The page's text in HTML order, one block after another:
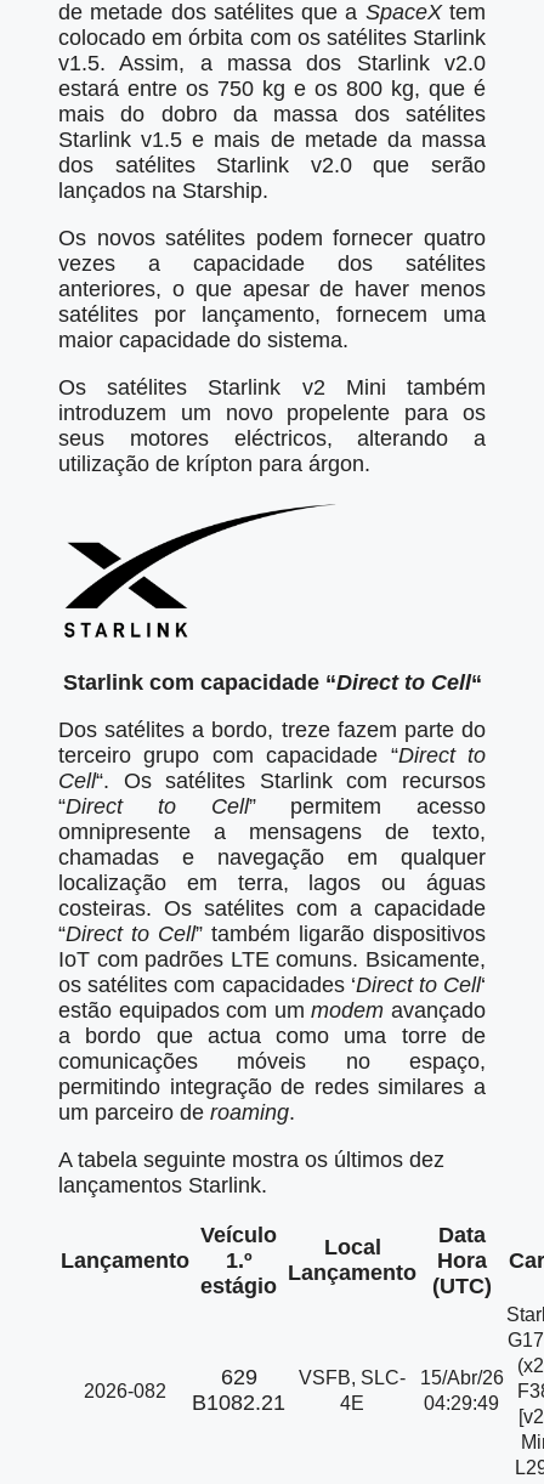
de metade dos satélites que a SpaceXtem
colocado em órbita com os satélites Starlink
v1.5. Assim, a massa dos Starlink v2.0
estará entre os 750 kg e os 800 kg, que é
mais do dobro da massa dos satélites
Starlink v1.5 e mais de metade da massa
dos satélites Starlink v2.0 que serão
lançados na Starship.
Os novos satélites podem fornecer quatro
vezes a capacidade dos satélites
anteriores, o que apesar de haver menos
satélites por lançamento, fornecem uma
maior capacidade do sistema.
Os satélites Starlink v2 Mini também
introduzem um novo propelente para os
seus motores eléctricos, alterando a
utilização de krípton para árgon.
Starlink com capacidade “Direct to Cell“
Dos satélites a bordo, treze fazem parte do
terceiro grupo com capacidade “Direct to
Cell“. Os satélites Starlink com recursos
“Direct to Cell” permitem acesso
omnipresente a mensagens de texto,
chamadas e navegação em qualquer
localização em terra, lagos ou águas
costeiras. Os satélites com a capacidade
“Direct to Cell” também ligarão dispositivos
IoT com padrões LTE comuns. Bsicamente,
os satélites com capacidades ‘Direct to Cell‘
estão equipados com ummodem avançado
a bordo que actua como uma torre de
comunicações móveis no espaço,
permitindo integração de redes similares a
um parceiro de roaming.
A tabela seguinte mostra os últimos dez
lançamentos Starlink.
Lançamento
Veículo
1.º
estágio
Local
Lançamento
Data
Hora
(UTC)
2026-082
629
B1082.21
VSFB, SLC-
4E
15/Abr/26
04:29:49